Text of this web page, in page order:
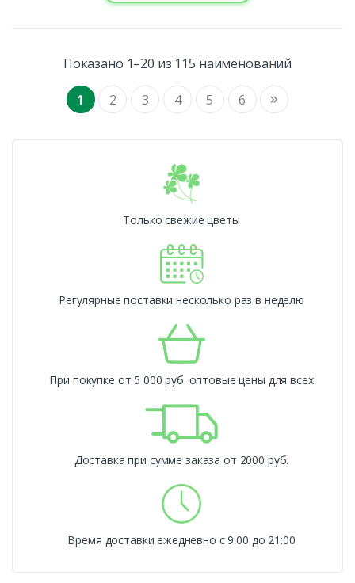
Показано 1–20 из 115 наименований
1 2 3 4 5 6 »
Только свежие цветы
Регулярные поставки несколько раз в неделю
При покупке от 5 000 руб. оптовые цены для всех
Доставка при сумме заказа от 2000 руб.
Время доставки ежедневно с 9:00 до 21:00